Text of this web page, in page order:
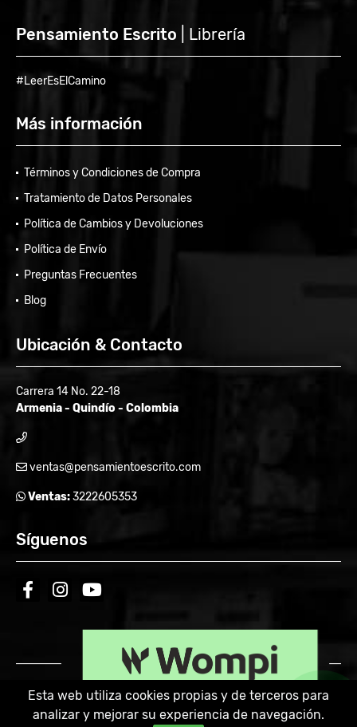
Pensamiento Escrito | Librería
#LeerEsElCamino
Más información
Términos y Condiciones de Compra
Tratamiento de Datos Personales
Política de Cambios y Devoluciones
Política de Envío
Preguntas Frecuentes
Blog
Ubicación & Contacto
Carrera 14 No. 22-18
Armenia - Quindío - Colombia
ventas@pensamientoescrito.com
Ventas:3222605353
Síguenos
facebookinstagramyoutube
Powered by:
Esta web utiliza cookies propias y de terceros para
analizar y mejorar su experiencia de navegación.